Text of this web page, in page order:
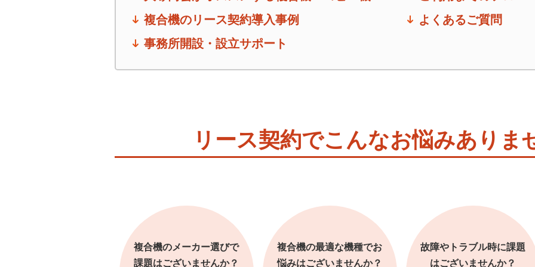
複合機のリース契約導入事例
よくあるご質問
事務所開設・設立サポート
リース契約でこんなお悩みありま
複合機のメーカー選びで
課題はございませんか？
複合機の最適な機種でお
悩みはございませんか？
故障やトラブル時に課題
はございませんか？